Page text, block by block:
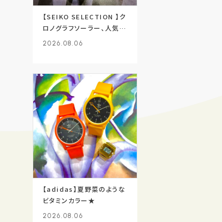
【SEIKO SELECTION 】ク
ロノグラフソーラー、人気で
す
2026.08.06
【adidas】夏野菜のような
ビタミンカラー★
2026.08.06